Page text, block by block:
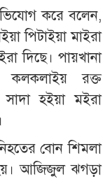
করে বলেন,
পিটাইয়া মাইরা
দিছে। পায়খানা
কলকলাইয় রক্ত
হইয়া মইরা
বোন শিমলা
আজিজুল ঝগড়া